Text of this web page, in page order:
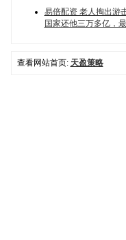
易倍配资 老人掏出游
国家还他三万多亿，
查看网站首页: 天盈策略